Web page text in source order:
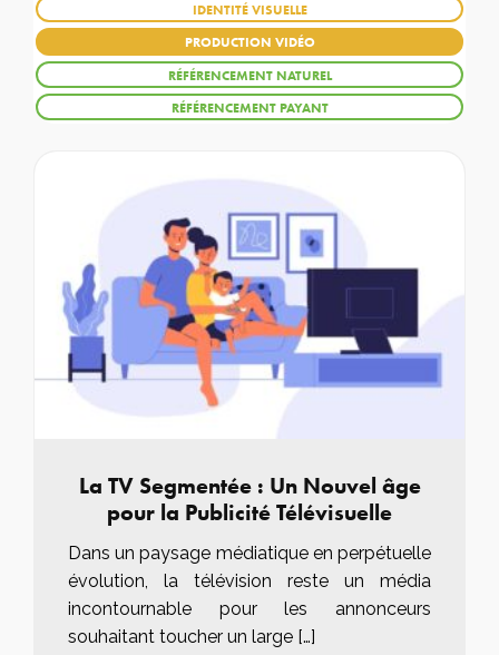
IDENTITÉ VISUELLE
PRODUCTION VIDÉO
RÉFÉRENCEMENT NATUREL
RÉFÉRENCEMENT PAYANT
La TV Segmentée : Un Nouvel âge
pour la Publicité Télévisuelle
Dans un paysage médiatique en perpétuelle
évolution, la télévision reste un média
incontournable pour les annonceurs
souhaitant toucher un large […]